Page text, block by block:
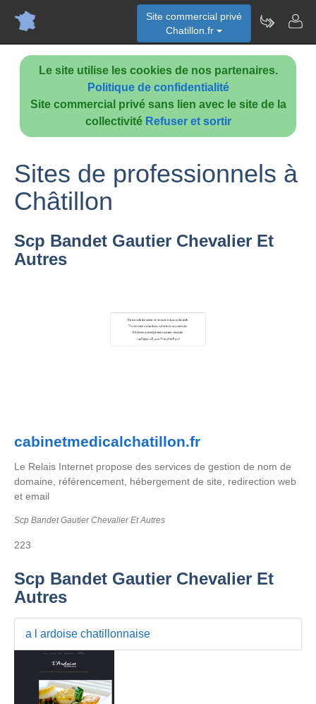
Le site utilise les cookies de nos partenaires.
Politique de confidentialité
Site commercial privé sans lien avec le site de la
collectivité Refuser et sortir
Site commercial privé
Chatillon.fr
Sites de professionnels à
Châtillon
Scp Bandet Gautier Chevalier Et
Autres
cabinetmedicalchatillon.fr
Le Relais Internet propose des services de gestion de nom de
domaine, référencement, hébergement de site, redirection web
et email
Scp Bandet Gautier Chevalier Et Autres
223
Scp Bandet Gautier Chevalier Et
Autres
a l ardoise chatillonnaise